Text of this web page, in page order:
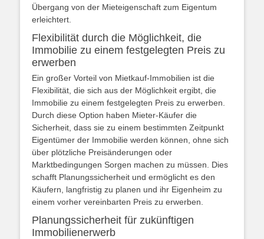
Übergang von der Mieteigenschaft zum Eigentum
erleichtert.
Flexibilität durch die Möglichkeit, die
Immobilie zu einem festgelegten Preis zu
erwerben
Ein großer Vorteil von Mietkauf-Immobilien ist die
Flexibilität, die sich aus der Möglichkeit ergibt, die
Immobilie zu einem festgelegten Preis zu erwerben.
Durch diese Option haben Mieter-Käufer die
Sicherheit, dass sie zu einem bestimmten Zeitpunkt
Eigentümer der Immobilie werden können, ohne sich
über plötzliche Preisänderungen oder
Marktbedingungen Sorgen machen zu müssen. Dies
schafft Planungssicherheit und ermöglicht es den
Käufern, langfristig zu planen und ihr Eigenheim zu
einem vorher vereinbarten Preis zu erwerben.
Planungssicherheit für zukünftigen
Immobilienerwerb